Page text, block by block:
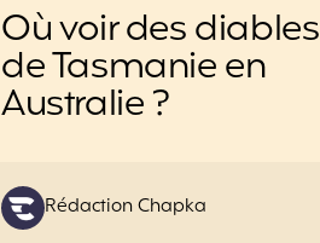
Où voir des diables
de Tasmanie en
Australie ?
Posted
Rédaction Chapka